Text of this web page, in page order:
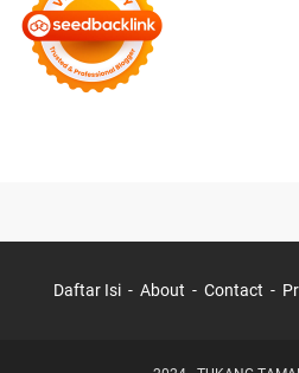
Daftar Isi About Contact